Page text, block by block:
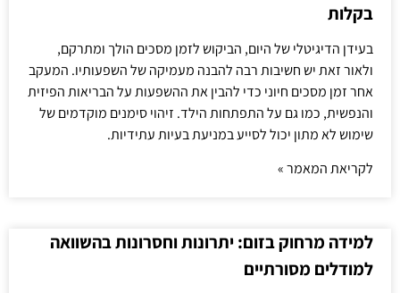
בקלות
בעידן הדיגיטלי של היום, הביקוש לזמן מסכים הולך ומתרקם,
ולאור זאת יש חשיבות רבה להבנה מעמיקה של השפעותיו. המעקב
אחר זמן מסכים חיוני כדי להבין את ההשפעות על הבריאות הפיזית
והנפשית, כמו גם על התפתחות הילד. זיהוי סימנים מוקדמים של
שימוש לא מתון יכול לסייע במניעת בעיות עתידיות.
לקריאת המאמר »
למידה מרחוק בזום: יתרונות וחסרונות בהשוואה
למודלים מסורתיים